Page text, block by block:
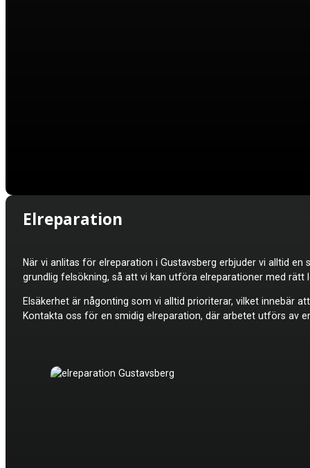
Elreparation
När vi anlitas för elreparation i Gustavsberg erbjuder vi alltid
grundlig felsökning, så att vi kan utföra elreparationer med
Elsäkerhet är någonting som vi alltid prioriterar, vilket innebär
Kontakta oss för en smidig elreparation, där arbetet utförs av